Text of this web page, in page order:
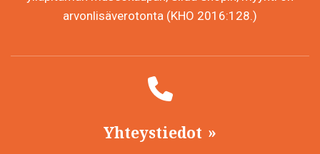
arvonlisäverotonta (KHO 2016:128.)
Yhteystiedot